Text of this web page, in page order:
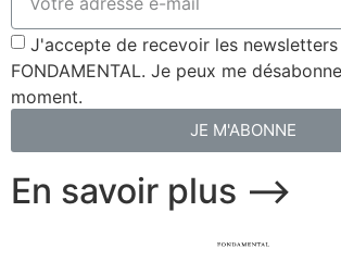
J'accepte de recevoir les
FONDAMENTAL. Je peux me
moment.
JE M'ABONNE
En savoir plus ⟶